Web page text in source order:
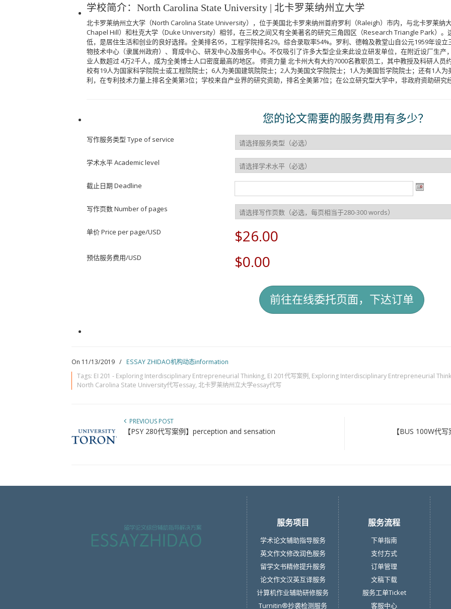
学校简介：North Carolina State University | 北卡罗莱纳州立大学
北卡罗莱纳州立大学（North Carolina State University），位于美国北卡罗来纳州首府罗利（Raleigh）市内，与北卡罗莱
Chapel Hill）和杜克大学（Duke University）相邻，在三校之间又有全美著名的研究三角园区（Research Triangle Park）。
低，是居住生活和创业的良好选择。全美排名95，工程学院排名29。综合录取率54%。罗利、德翰及教堂山自公元1959年设
物技术中心（隶属州政府）、育成中心、研发中心及服务中心。不仅吸引了许多大型企业来此设立研发单位，在附近设厂生
业人数超过 4万2千人，成为全美博士人口密度最高的地区。 师资力量 北卡州大有大约7000名教职员工，其中教授及科研人
校有19人为国家科学院院士或工程院院士；6人为美国建筑院院士；2人为美国文学院院士；1人为美国哲学院院士；还有1人
利，在专利技术力量上排名全美第3位；学校来自产业界的研究资助，排名全美第7位；在公立研究型大学中，非政府资助研究
您的论文需要的服务费用有多少？
写作服务类型 Type of service
学术水平 Academic level
截止日期 Deadline
写作页数 Number of pages
单价 Price per page/USD $26.00
预估服务费用/USD $0.00
On 11/13/2019 / ESSAY ZHIDAO机构动态information
Tags: EI 201 - Exploring Interdisciplinary Entrepreneurial Thinking, EI 201代写案例, Exploring Interdisciplinary Entrepreneurial
North Carolina State University代写essay, 北卡罗莱纳州立大学essay代写
PREVIOUS POST
【PSY 280代写案例】perception and sensation
【BUS 100W代
服务项目
学术论文辅助指导服务
英文作文修改润色服务
留学文书精修提升服务
论文作文汉英互译服务
计算机作业辅助研修服务
Turnitin®抄袭检测服务
服务流程
下单指南
支付方式
订单管理
文稿下载
服务工单Ticket
客服中心